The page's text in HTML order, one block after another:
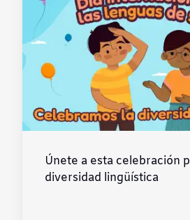
Únete a esta celebración
diversidad lingüística
Subrayar
Fuente